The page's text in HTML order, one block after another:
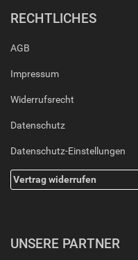
RECHTLICHES
AGB
Impressum
Widerrufsrecht
Datenschutz
Datenschutz-Einstellungen
Vertrag widerrufen
UNSERE PARTNER